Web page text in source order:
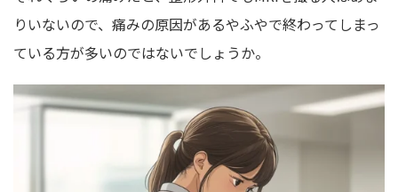
りいないので、痛みの原因があるやふやで終わってしまっ
ている方が多いのではないでしょうか。